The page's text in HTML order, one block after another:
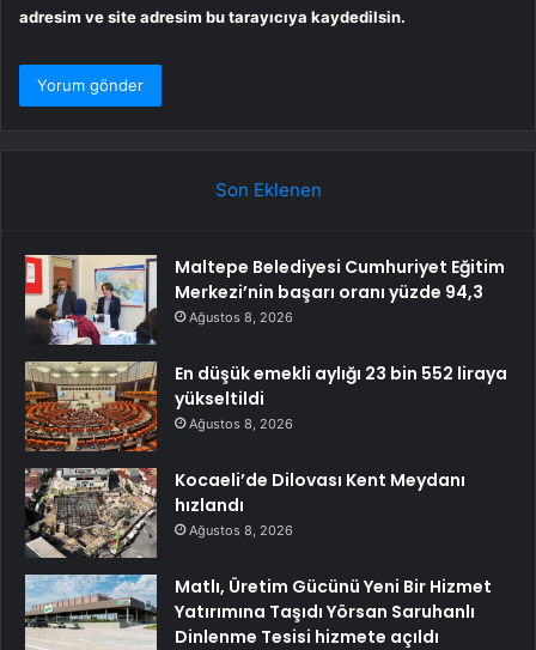
adresim ve site adresim bu tarayıcıya kaydedilsin.
Son Eklenen
Maltepe Belediyesi Cumhuriyet Eğitim
Merkezi’nin başarı oranı yüzde 94,3
Ağustos 8, 2026
En düşük emekli aylığı 23 bin 552 liraya
yükseltildi
Ağustos 8, 2026
Kocaeli’de Dilovası Kent Meydanı
hızlandı
Ağustos 8, 2026
Matlı, Üretim Gücünü Yeni Bir Hizmet
Yatırımına Taşıdı Yörsan Saruhanlı
Dinlenme Tesisi hizmete açıldı